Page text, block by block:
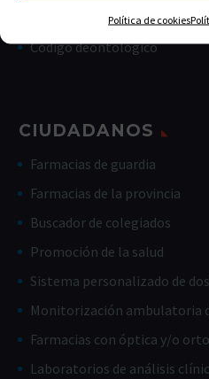
Política de cookies
Código deontológico
CIUDADANOS
Farmacias de guardia
Farmacias de la provincia
Buscador de colegiados
Promoción de la salud
Sistema personalizado de
Monitorización ambulatoria
Farmacias con óptica y/o
Laboratorios de análisis